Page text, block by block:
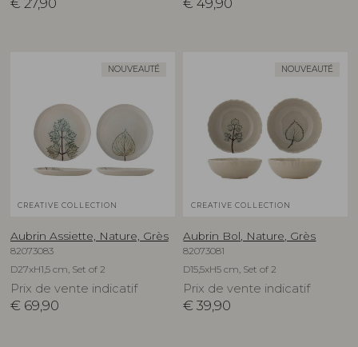
€ 27,90 € 49,90
NOUVEAUTÉ
CREATIVE COLLECTION
Aubrin Assiette, Nature, Grès
82073083
D27xH1,5 cm, Set of 2
Prix de vente indicatif
€ 69,90
NOUVEAUTÉ
CREATIVE COLLECTION
Aubrin Bol, Nature, Grès
82073081
D15,5xH5 cm, Set of 2
Prix de vente indicatif
€ 39,90